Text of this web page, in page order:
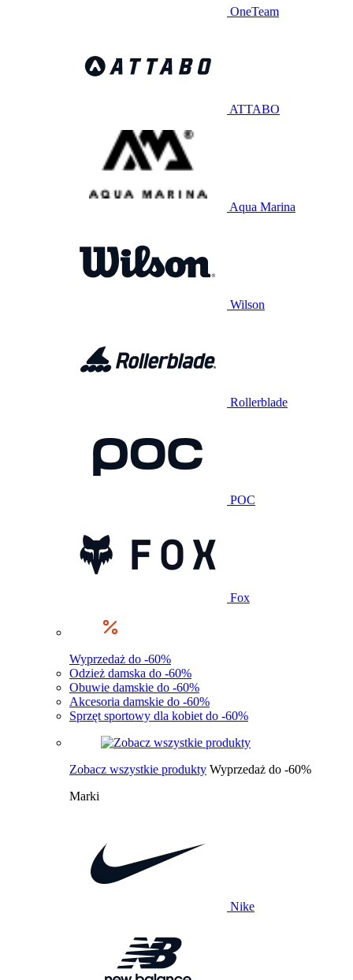
OneTeam
ATTABO
Aqua Marina
Wilson
Rollerblade
POC
Fox
Wyprzedaż do -60%
Odzież damska do -60%
Obuwie damskie do -60%
Akcesoria damskie do -60%
Sprzęt sportowy dla kobiet do -60%
Zobacz wszystkie produkty Wyprzedaż do -60%
Marki
Nike